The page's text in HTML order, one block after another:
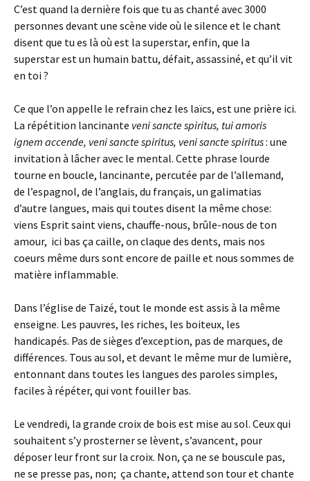
C’est quand la dernière fois que tu as chanté avec 3000
personnes devant une scène vide où le silence et le chant
disent que tu es là où est la superstar, enfin, que la
superstar est un humain battu, défait, assassiné, et qu’il vit
en toi ?
Ce que l’on appelle le refrain chez les laïcs, est une prière ici.
La répétition lancinante veni sancte spiritus, tui amoris
ignem accende, veni sancte spiritus, veni sancte spiritus: une
invitation à lâcher avec le mental. Cette phrase lourde
tourne en boucle, lancinante, percutée par de l’allemand,
de l’espagnol, de l’anglais, du français, un galimatias
d’autre langues, mais qui toutes disent la même chose:
viens Esprit saint viens, chauffe-nous, brûle-nous de ton
amour, ici bas ça caille, on claque des dents, mais nos
coeurs même durs sont encore de paille et nous sommes de
matière inflammable.
Dans l’église de Taizé, tout le monde est assis à la même
enseigne. Les pauvres, les riches, les boiteux, les
handicapés. Pas de sièges d’exception, pas de marques, de
différences. Tous au sol, et devant le même mur de lumière,
entonnant dans toutes les langues des paroles simples,
faciles à répéter, qui vont fouiller bas.
Le vendredi, la grande croix de bois est mise au sol. Ceux qui
souhaitent s’y prosterner se lèvent, s’avancent, pour
déposer leur front sur la croix. Non, ça ne se bouscule pas,
ne se presse pas, non; ça chante, attend son tour et chante